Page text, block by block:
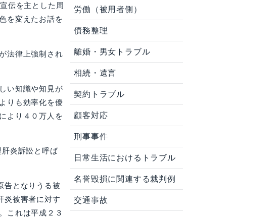
伝を主とした周
を変えたお話を
法律上強制され
い知識や知見が
りも効率化を優
より４０万人を
炎訴訟と呼ば
告となりうる被
炎被害者に対す
これは平成２３
労働（被用者側）
債務整理
離婚・男女トラブル
相続・遺言
契約トラブル
顧客対応
刑事事件
日常生活におけるトラブル
名誉毀損に関連する裁判例
交通事故